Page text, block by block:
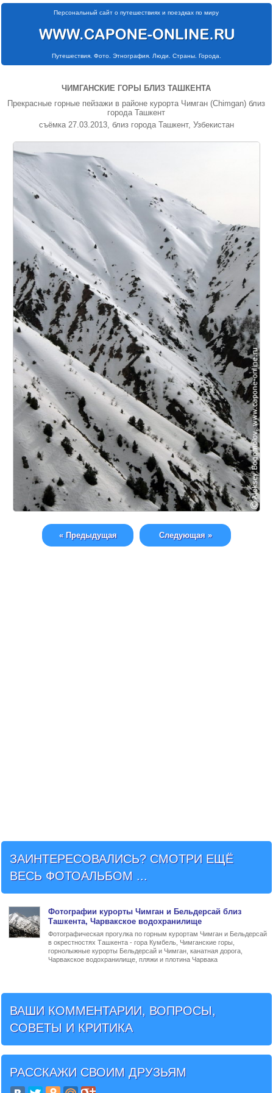
Персональный сайт о путешествиях и поездках по миру
Путешествия. Фото. Этнография. Люди. Страны. Города.
ЧИМГАНСКИЕ ГОРЫ БЛИЗ ТАШКЕНТА
Прекрасные горные пейзажи в районе курорта Чимган (Chimgan) близ
города Ташкент
съёмка 27.03.2013, близ города Ташкент, Узбекистан
« Предыдущая Следующая »
ЗАИНТЕРЕСОВАЛИСЬ? СМОТРИ ЕЩЁ
ВЕСЬ ФОТОАЛЬБОМ ...
Фотографии курорты Чимган и Бельдерсай близ
Ташкента, Чарвакское водохранилище
Фотографическая прогулка по горным курортам Чимган и Бельдерсай
в окрестностях Ташкента - гора Кумбель, Чимганские горы,
горнолыжные курорты Бельдерсай и Чимган, канатная дорога,
Чарвакское водохранилище, пляжи и плотина Чарвака
ВАШИ КОММЕНТАРИИ, ВОПРОСЫ,
СОВЕТЫ И КРИТИКА
РАССКАЖИ СВОИМ ДРУЗЬЯМ